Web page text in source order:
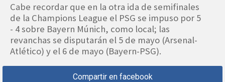
Cabe recordar que en la otra ida de semifinales
de la Champions League el PSG se impuso por 5
- 4 sobre Bayern Múnich, como local; las
revanchas se disputarán el 5 de mayo (Arsenal-
Atlético) y el 6 de mayo (Bayern-PSG).
Compartir en facebook